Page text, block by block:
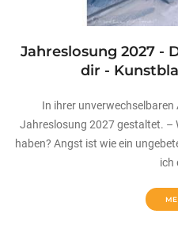
Jahreslosung 2027 -
dir -
In ihrer
Jahreslosung 2027 gestaltet. –
haben? Angst ist wie ein
ich